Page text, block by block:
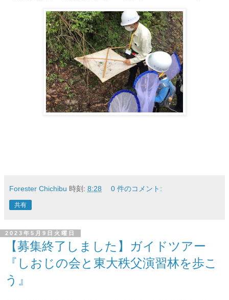
Forester Chichibu 時刻: 8:28 0 件のコメント:
共有
2023年5月9日火曜日
【募集終了しました】ガイドツアー
『しおじの会と東大秩父演習林を歩こ
う』